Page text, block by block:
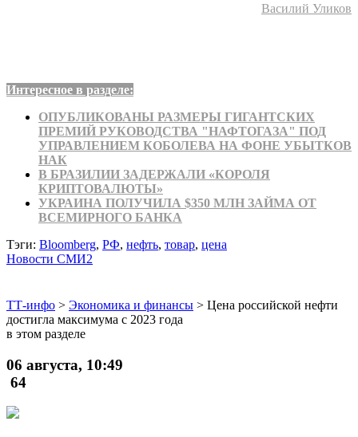
Василий Уликов
Интересное в разделе:
ОПУБЛИКОВАНЫ РАЗМЕРЫ ГИГАНТСКИХ
ПРЕМИЙ РУКОВОДСТВА "НАФТОГАЗА" ПОД
УПРАВЛЕНИЕМ КОБОЛЕВА НА ФОНЕ УБЫТКОВ
НАК
В БРАЗИЛИИ ЗАДЕРЖАЛИ «КОРОЛЯ
КРИПТОВАЛЮТЫ»
УКРАИНА ПОЛУЧИЛА $350 МЛН ЗАЙМА ОТ
ВСЕМИРНОГО БАНКА
Тэги: Bloomberg, РФ, нефть, товар, цена
Новости СМИ2
ТТ-инфо > Экономика и финансы > Цена российской нефти
достигла максимума с 2023 года
в этом разделе
06 августа, 10:49
64